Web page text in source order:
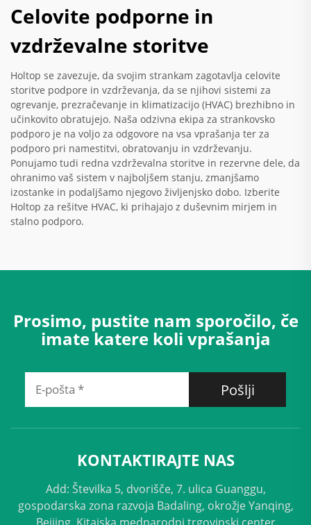
Celovite podporne in
vzdrževalne storitve
Holtop se zavezuje, da svojim strankam zagotavlja celovite
storitve podpore in vzdrževanja, da se njihovi sistemi za
ogrevanje, prezračevanje in klimatizacijo (HVAC) brezhibno in
učinkovito obratujejo. Naša odzivna ekipa za strankovsko
podporo je na voljo za odgovore na vsa vprašanja ter za
podporo pri namestitvi, obratovanju in vzdrževanju.
Ponujamo tudi redna vzdrževalna storitve in rezervne dele, da
ohranimo vaš sistem v najboljšem stanju, zmanjšamo
izostanke in podaljšamo njegovo življenjsko dobo. Izberite
Holtop za rešitve HVAC, ki prihajajo z duševnim mirjem in
stalno podporo.
Prosimo, pustite nam sporočilo, če
imate katere koli vprašanja
Pošlji
KONTAKTIRAJTE NAS
Add: Številka 5, dvorišče, 7. ulica Guanggu,
gospodarska zona razvoja Badaling, okrožje Yanqing,